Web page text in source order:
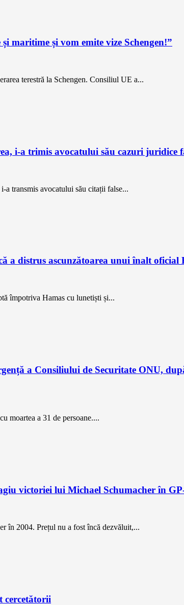
maritime și vom emite vize Schengen!”
terestră la Schengen. Consiliul UE a...
i-a trimis avocatului său cazuri juridice
a transmis avocatului său citații false...
distrus ascunzătoarea unui înalt oficial
împotriva Hamas cu lunetiști și...
a Consiliului de Securitate ONU,
moartea a 31 de persoane....
victoriei lui Michael Schumacher în
în 2004. Prețul nu a fost încă dezvăluit,...
cercetătorii